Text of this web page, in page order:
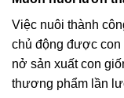
Việc nuôi thành
chủ động được
nở sản xuất con
thương phẩm lần